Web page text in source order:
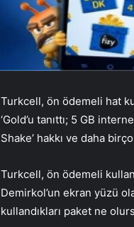
Turkcell, ön ödemeli hat
‘Gold’u tanıttı; 5 GB
Shake’ hakkı ve daha
Turkcell, ön ödemeli
Demirkol’un ekran yüzü
kullandıkları paket ne